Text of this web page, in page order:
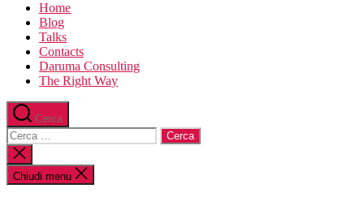
Home
Blog
Talks
Contacts
Daruma Consulting
The Right Way
Cerca
Cerca:
Chiudi
la
ricerca
Chiudi menu